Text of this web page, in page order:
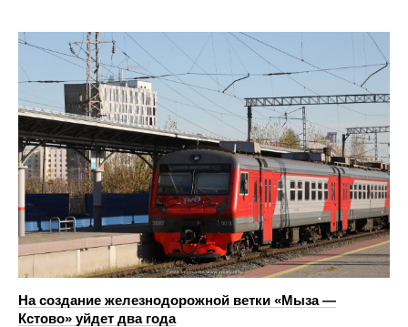
На создание железнодорожной ветки «Мыза —
Кстово» уйдет два года